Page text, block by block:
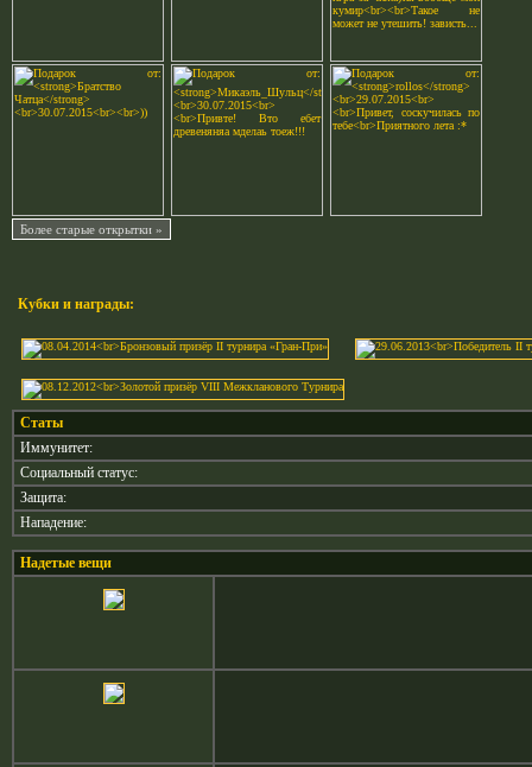
Кубки и награды:
Статы
Иммунитет:
Социальный статус:
Защита:
Нападение:
Надетые вещи